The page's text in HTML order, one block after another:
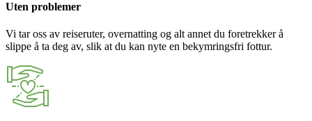
Uten problemer
Vi tar oss av reiseruter, overnatting og alt annet du foretrekker å
slippe å ta deg av, slik at du kan nyte en bekymringsfri fottur.